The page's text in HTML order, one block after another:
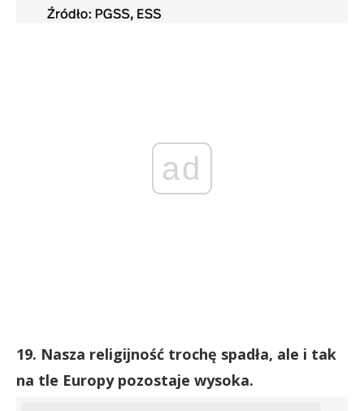
ad
19. Nasza religijność trochę spadła, ale i tak
na tle Europy pozostaje wysoka.